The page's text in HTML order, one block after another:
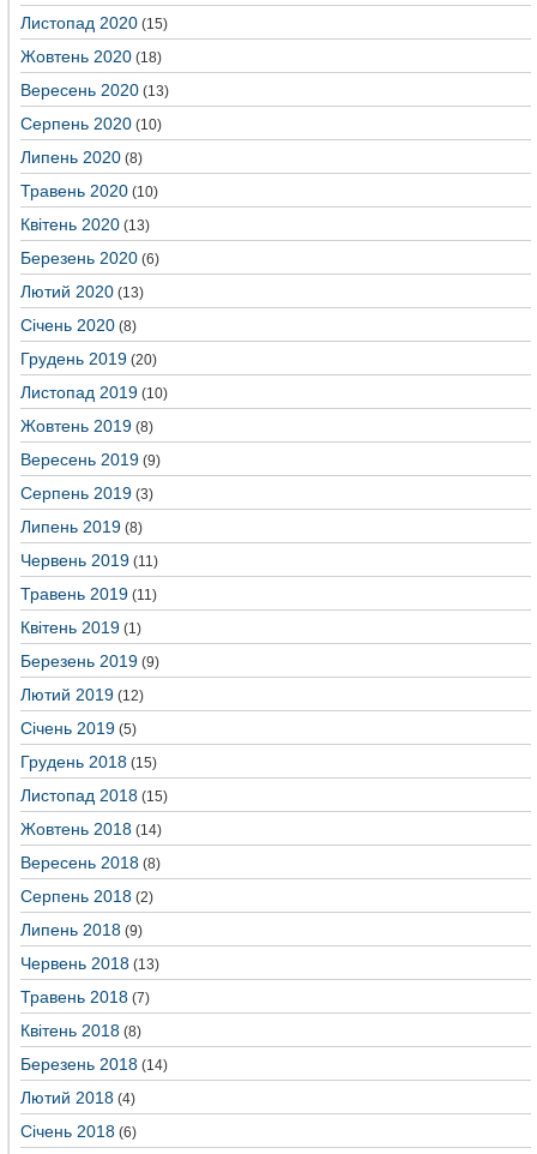
Листопад 2020 (15)
Жовтень 2020 (18)
Вересень 2020 (13)
Серпень 2020 (10)
Липень 2020 (8)
Травень 2020 (10)
Квітень 2020 (13)
Березень 2020 (6)
Лютий 2020 (13)
Січень 2020 (8)
Грудень 2019 (20)
Листопад 2019 (10)
Жовтень 2019 (8)
Вересень 2019 (9)
Серпень 2019 (3)
Липень 2019 (8)
Червень 2019 (11)
Травень 2019 (11)
Квітень 2019 (1)
Березень 2019 (9)
Лютий 2019 (12)
Січень 2019 (5)
Грудень 2018 (15)
Листопад 2018 (15)
Жовтень 2018 (14)
Вересень 2018 (8)
Серпень 2018 (2)
Липень 2018 (9)
Червень 2018 (13)
Травень 2018 (7)
Квітень 2018 (8)
Березень 2018 (14)
Лютий 2018 (4)
Січень 2018 (6)